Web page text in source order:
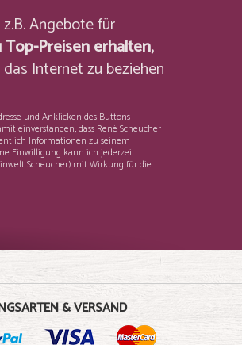
Angebote für
Preisen erhalten,
Internet zu beziehen
und Anklicken des Buttons
einverstanden, dass René Scheucher
Informationen zu seinem
Einwilligung kann ich jederzeit
Scheucher) mit Wirkung für die
& VERSAND